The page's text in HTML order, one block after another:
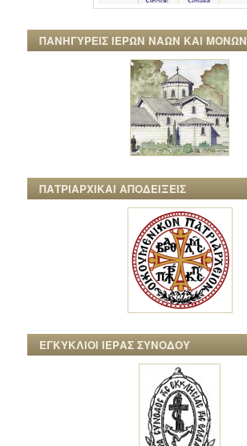
ΠΑΝΗΓΥΡΕΙΣ ΙΕΡΩΝ ΝΑΩΝ ΚΑΙ ΜΟΝΩΝ
ΠΑΤΡΙΑΡΧΙΚΑΙ ΑΠΟΔΕΙΞΕΙΣ
ΕΓΚΥΚΛΙΟΙ ΙΕΡΑΣ ΣΥΝΟΔΟΥ